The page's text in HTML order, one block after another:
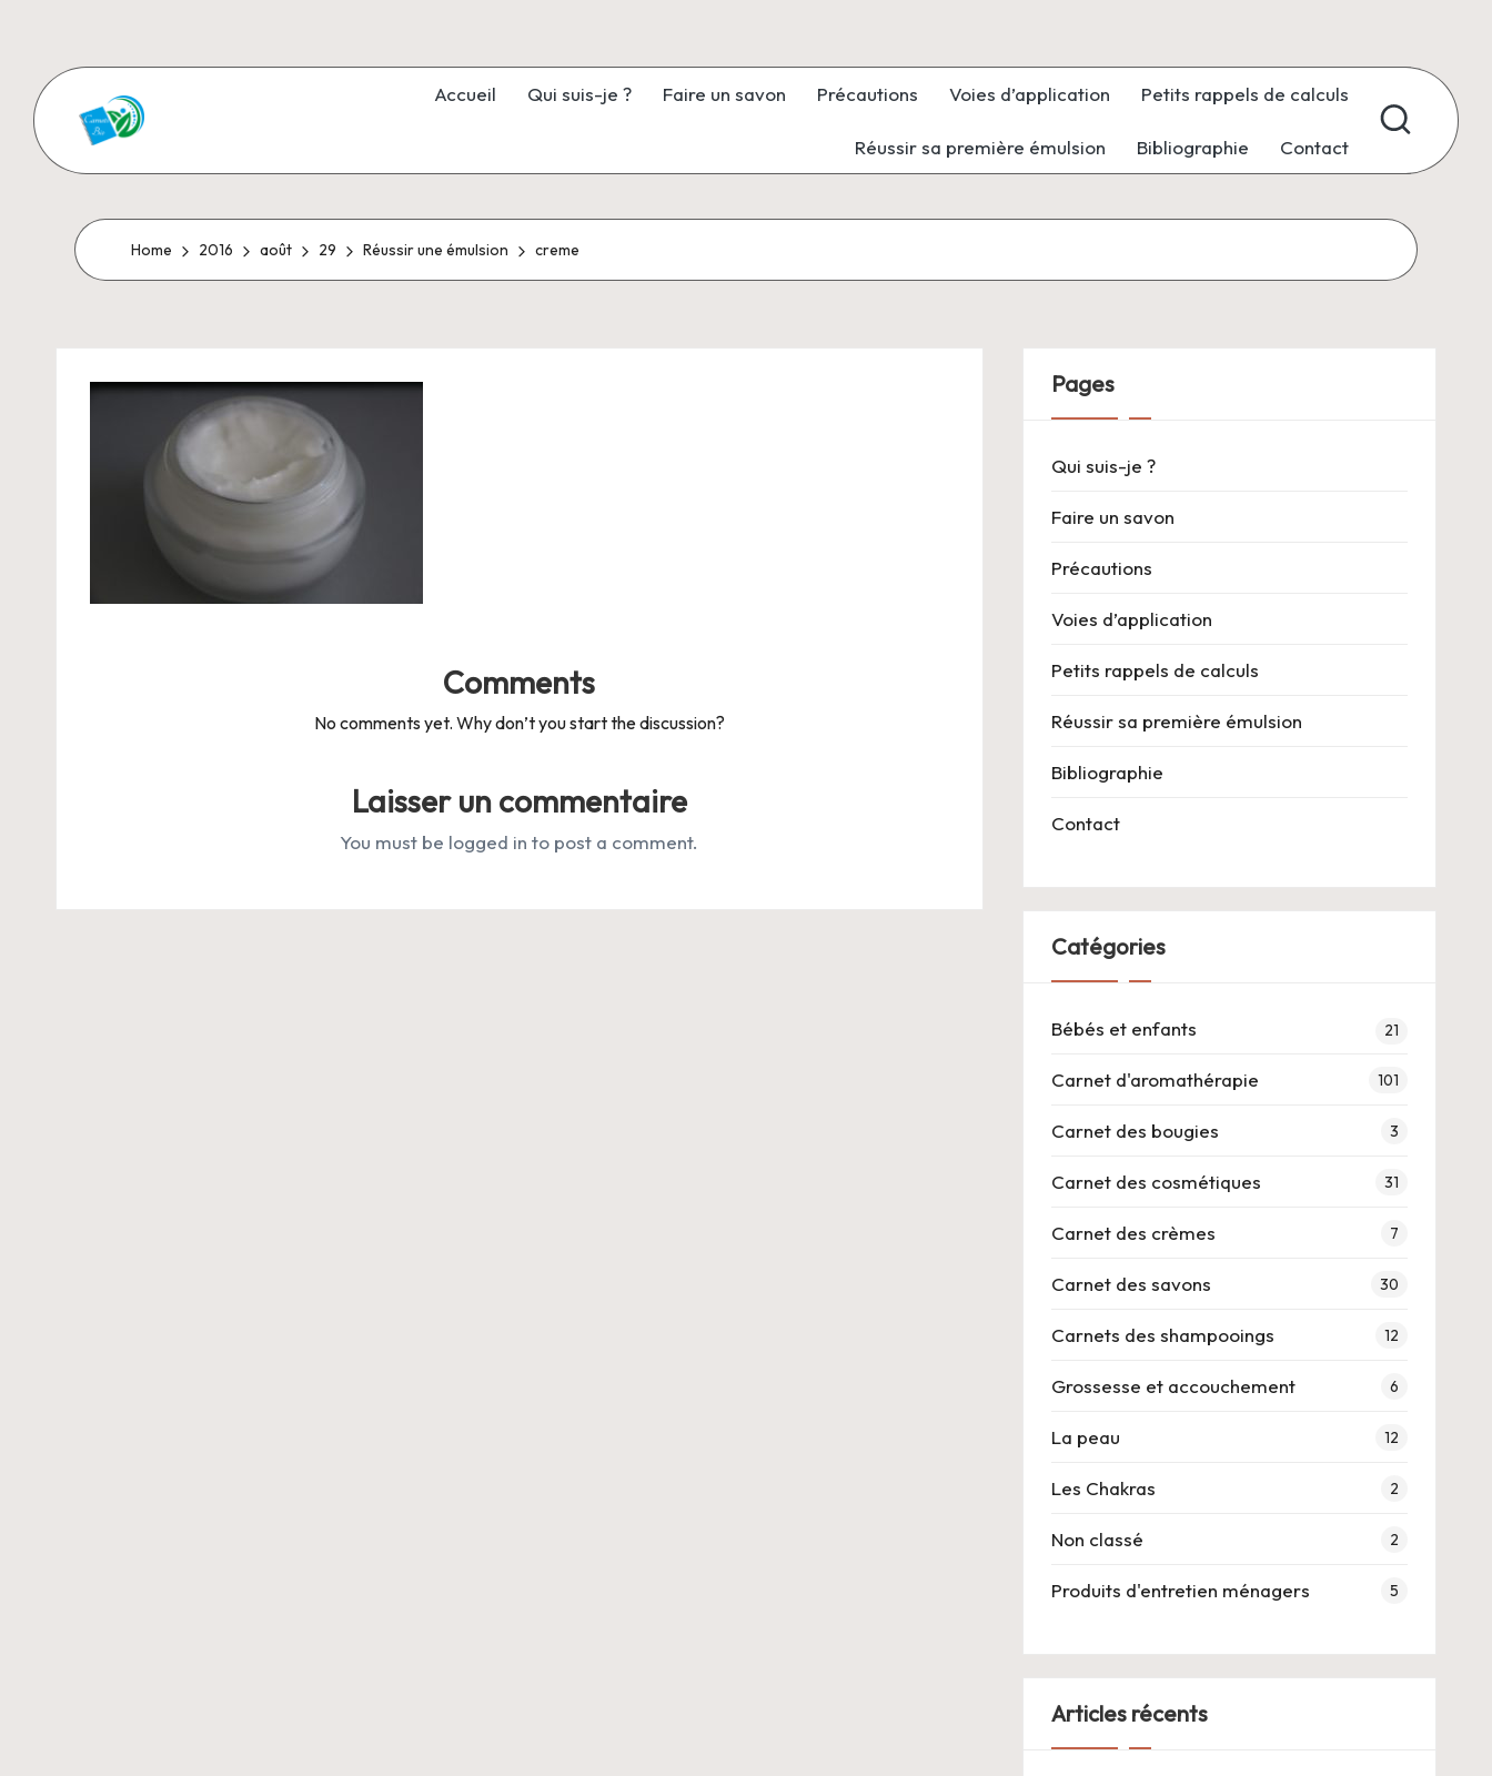
content
C
a
r
e
Cosmétiques
naturels
Accueil Qui suis-je ? Faire un savon Précautions Voies d’application Petits rappels de calculs
Réussir sa première émulsion Bibliographie Contact
Home 2016 août 29 Réussir une émulsion creme
Comments
No comments yet. Why don’t you start the discussion?
Laisser un commentaire
You must be logged in to post a comment.
Pages
Qui suis-je ?
Faire un savon
Précautions
Voies d’application
Petits rappels de calculs
Réussir sa première émulsion
Bibliographie
Contact
Catégories
Bébés et enfants 21
Carnet d'aromathérapie 101
Carnet des bougies 3
Carnet des cosmétiques 31
Carnet des crèmes 7
Carnet des savons 30
Carnets des shampooings 12
Grossesse et accouchement 6
La peau 12
Les Chakras 2
Non classé 2
Produits d'entretien ménagers 5
Articles récents